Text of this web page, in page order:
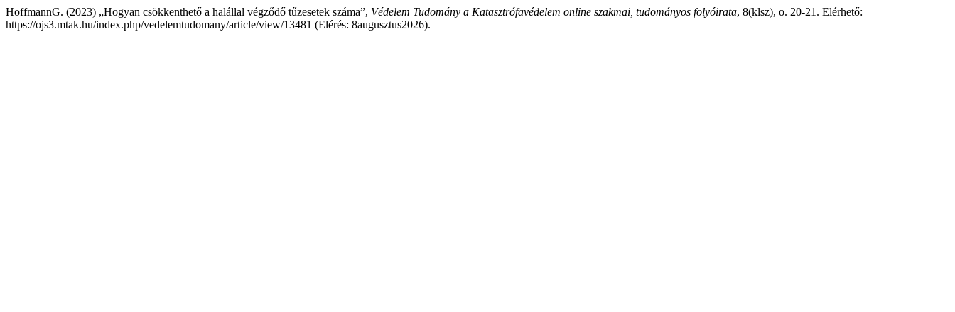
HoffmannG. (2023) „Hogyan csökkenthető a halállal végződő tűzesetek száma”, Védelem Tudomány a Katasztrófavédelem online szakmai, tudományos folyóirata, 8(klsz), o. 20-21. Elérhető:
https://ojs3.mtak.hu/index.php/vedelemtudomany/article/view/13481 (Elérés: 8augusztus2026).